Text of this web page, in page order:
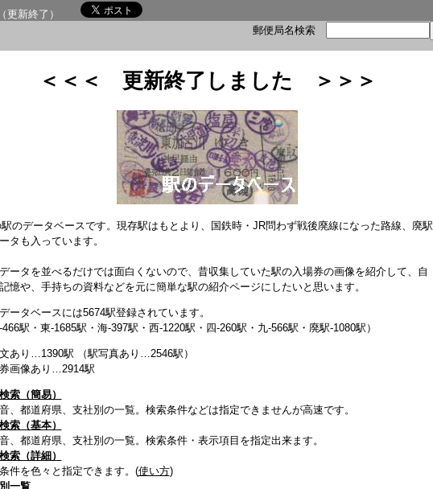
更新終了）
郵便局名検索
＜＜＜ 更新終了しました ＞＞＞
のデータベースです。現存駅はもとより、国鉄時・JR問わず戦後廃線になった路線、廃駅
タも入っています。
ータを並べるだけでは面白くないので、昔収集していた駅の入場券の画像を紹介して、自
憶や、手持ちの資料などを元に簡単な駅の紹介ページにしたいと思います。
ータベースには5674駅登録されています。
-466駅・東-1685駅・海-397駅・西-1220駅・四-260駅・九-566駅・廃駅-1080駅）
あり…1390駅 （駅写真あり…2546駅）
画像あり…2914駅
索（簡易）
、都道府県、支社別の一覧。検索条件などは指定できませんが高速です。
索（基本）
、都道府県、支社別の一覧。検索条件・表示項目を指定出来ます。
索（詳細）
件を色々と指定できます。(使い方)
一覧